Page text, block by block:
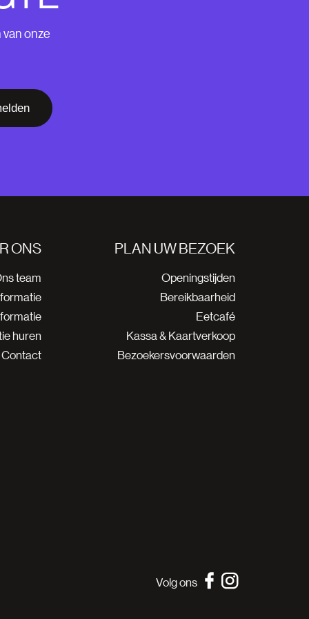
onze
PLAN UW BEZOEK
Openingstijden
Bereikbaarheid
Eetcafé
Kassa & Kaartverkoop
Bezoekersvoorwaarden
ONS
team
huren
Contact
Volg ons